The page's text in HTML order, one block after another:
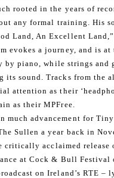
rooted in the years of
any formal training. His
Land, An Excellent
evokes a journey, and is
by piano, while strings and
its sound. Tracks from the
attention as their
as their MPFree.
much advancement for
Sullen a year back in
critically acclaimed release
at Cock & Bull Festival
on Ireland’s RTE –